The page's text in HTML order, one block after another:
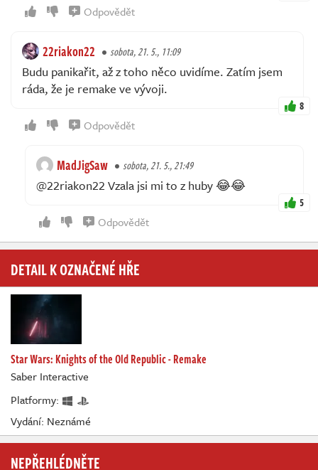
Odpovědět
22riakon22 sobota, 21. 5., 11:09
Budu panikařit, až z toho něco uvidíme. Zatím jsem
ráda, že je remake ve vývoji.
8
Odpovědět
MadJigSaw sobota, 21. 5., 21:49
@22riakon22 Vzala jsi mi to z huby 😂😂
5
Odpovědět
DETAIL K OZNAČENÉ HŘE
Star Wars: Knights of the Old Republic - Remake
Saber Interactive
Platformy:
Vydání: Neznámé
NEPŘEHLÉDNĚTE